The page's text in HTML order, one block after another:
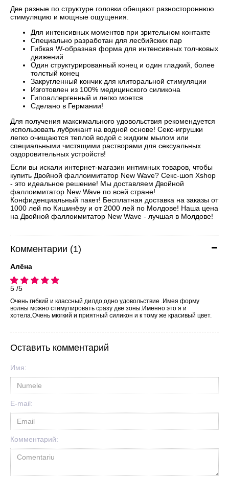
Две разные по структуре головки обещают разностороннюю
стимуляцию и мощные ощущения.
Для интенсивных моментов при зрительном контакте
Специально разработан для лесбийских пар
Гибкая W-образная форма для интенсивных толчковых
движений
Один структурированный конец и один гладкий, более
толстый конец
Закругленный кончик для клиторальной стимуляции
Изготовлен из 100% медицинского силикона
Гипоаллергенный и легко моется
Сделано в Германии!
Для получения максимального удовольствия рекомендуется
использовать лубрикант на водной основе! Секс-игрушки
легко очищаются теплой водой с жидким мылом или
специальными чистящими растворами для сексуальных
оздоровительных устройств!
Если вы искали интернет-магазин интимных товаров, чтобы
купить Двойной фаллоимитатор New Wave? Секс-шоп Xshop
- это идеальное решение! Мы доставляем Двойной
фаллоимитатор New Wave по всей стране!
Конфиденциальный пакет! Бесплатная доставка на заказы от
1000 лей по Кишинёву и от 2000 лей по Молдове! Наша цена
на Двойной фаллоимитатор New Wave - лучшая в Молдове!
Комментарии (1)
Алёна
5 /5
Очень гибкий и классный дилдо,одно удовольствие .Имея форму
волны можно стимулировать сразу две зоны.Именно это я и
хотела.Очень мюгкий и приятный силикон и к тому же красивый цвет.
Оставить комментарий
Имя:
E-mail:
Комментарий: